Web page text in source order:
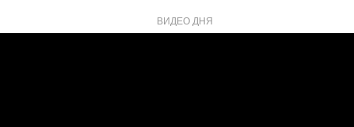
ВИДЕО ДНЯ